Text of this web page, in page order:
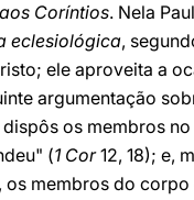
Coríntios. Nela
eclesiológica,
ele aproveita a
argumentação
os membros
(1 Cor12, 18); e,
membros do corpo